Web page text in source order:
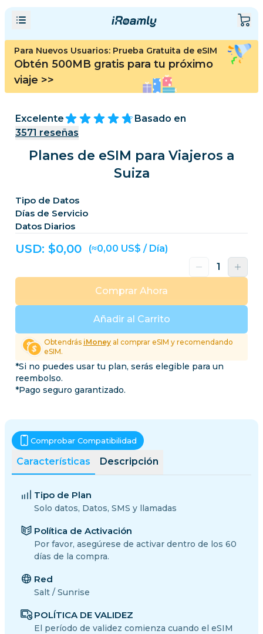
Para Nuevos Usuarios: Prueba Gratuita de eSIM
Obtén 500MB gratis para tu próximo
viaje >>
Excelente
Basado en
3571 reseñas
Planes de eSIM para Viajeros a
Suiza
Tipo de Datos
Días de Servicio
Datos Diarios
USD: $0,00 (≈0,00 US$ / Día)
Añadir al Carrito
Comprar Ahora
Obtendrás iMoneyal comprar eSIM y recomendando
eSIM.
*Si no puedes usar tu plan, serás elegible para un
reembolso.
*Pago seguro garantizado.
Características Descripción
Comprobar Compatibilidad
Tipo de Plan
Solo datos, Datos, SMS y llamadas
Política de Activación
Por favor, asegúrese de activar dentro de los 60
días de la compra.
Red
Salt / Sunrise
POLÍTICA DE VALIDEZ
El período de validez comienza cuando el eSIM